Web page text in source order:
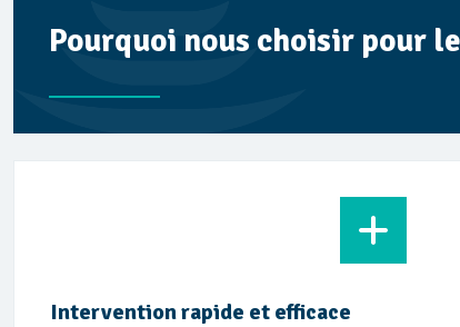
Pourquoi nous choisir pour
Intervention rapide et efficace